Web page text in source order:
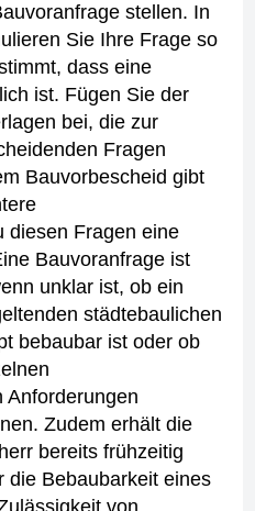
stellen. In
Sie Ihre Frage so
dass eine
ist. Fügen Sie der
bei, die zur
Fragen
Bauvorbescheid gibt
diesen Fragen eine
Bauvoranfrage ist
unklar ist, ob ein
städtebaulichen
bebaubar ist oder ob
Anforderungen
Zudem erhält die
bereits frühzeitig
die Bebaubarkeit eines
von